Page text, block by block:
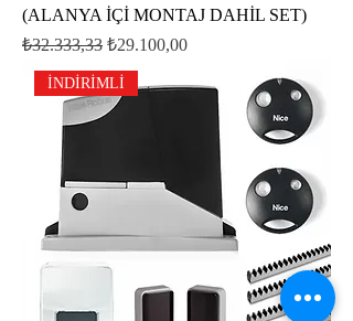
(ALANYA İÇİ MONTAJ DAHİL SET)
Normal Fiyat
₺32.333,33 İndirimli Fiyat
₺29.100,00
İNDİRİMLİ